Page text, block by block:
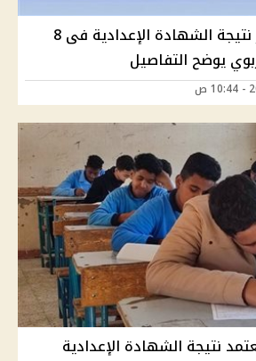
أسباب تأخير ظهور نتيجة الشهادة الإعدادية فى 8
يوضح التفاصيل
نتيجة الشهادة الإعدادية